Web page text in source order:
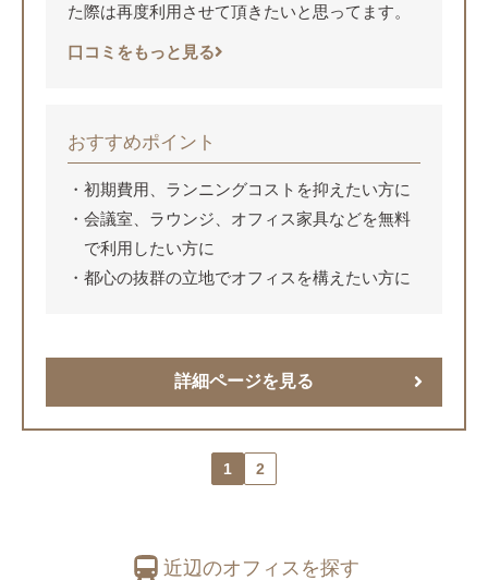
た際は再度利用させて頂きたいと思ってます。
口コミをもっと見る
おすすめポイント
初期費用、ランニングコストを抑えたい方に
会議室、ラウンジ、オフィス家具などを無料
で利用したい方に
都心の抜群の立地でオフィスを構えたい方に
詳細ページを見る
1 2
近辺のオフィスを探す